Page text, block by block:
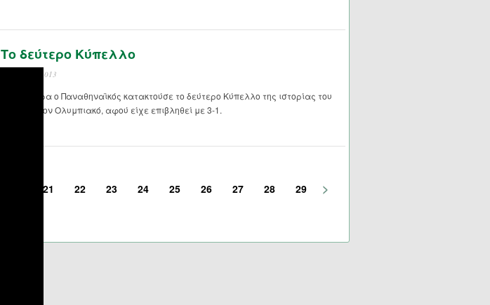
Το δεύτερο Κύπελλο
11 Ιουνίου 2013
Σαν σήμερα ο Παναθηναϊκός κατακτούσε το δεύτερο Κύπελλο της ιστορίας του
κόντρα στον Ολυμπιακό, αφού είχε επιβληθεί με 3-1.
21 22 23 24 25 26 27 28 29 >